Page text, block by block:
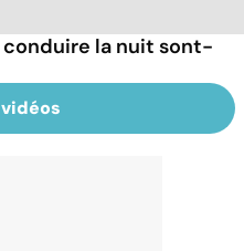
la nuit sont-